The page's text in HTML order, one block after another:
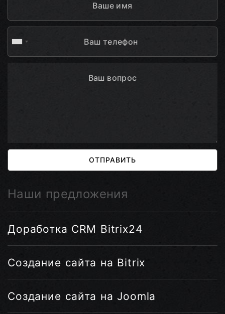
ОТПРАВИТЬ
Наши предложения
Доработка CRM Bitrix24
Создание сайта на Bitrix
Создание сайта на Joomla